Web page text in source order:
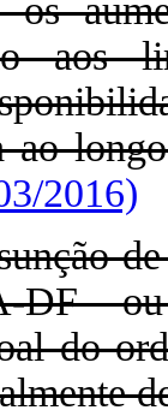
aos
ao
2016)
DF
do